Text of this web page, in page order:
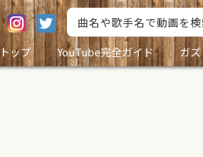
トップ
YouTube完全ガイド ガ